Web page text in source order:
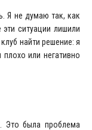
Я не думаю так, как
ситуации лишили
найти решение: я
или негативно
Это была проблема